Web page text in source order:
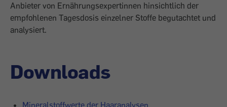
Anbieter von Ernährungsexpertinnen hinsichtlich der
empfohlenen Tagesdosis einzelner Stoffe begutachtet und
analysiert.
Downloads
Mineralstoffwerte der Haaranalysen